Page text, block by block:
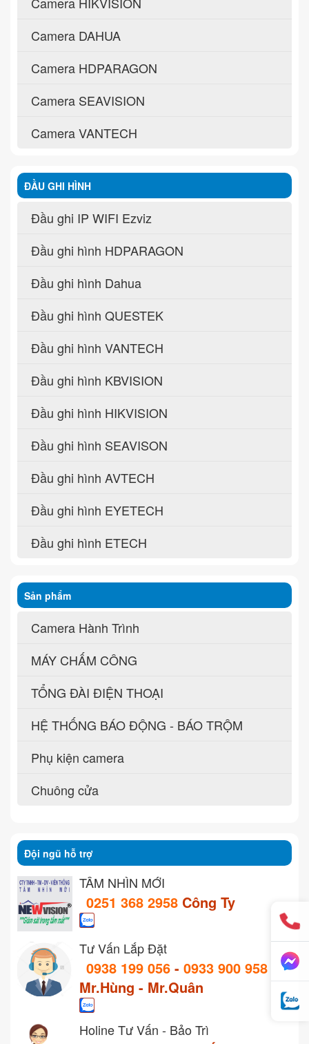
Camera DAHUA
Camera HDPARAGON
Camera SEAVISION
Camera VANTECH
ĐẦU GHI HÌNH
Đầu ghi IP WIFI Ezviz
Đầu ghi hình HDPARAGON
Đầu ghi hình Dahua
Đầu ghi hình QUESTEK
Đầu ghi hình VANTECH
Đầu ghi hình KBVISION
Đầu ghi hình HIKVISION
Đầu ghi hình SEAVISON
Đầu ghi hình AVTECH
Đầu ghi hình EYETECH
Đầu ghi hình ETECH
Sản phẩm
Camera Hành Trình
MÁY CHẤM CÔNG
TỔNG ĐÀI ĐIỆN THOẠI
HỆ THỐNG BÁO ĐỘNG - BÁO TRỘM
Phụ kiện camera
Chuông cửa
Đội ngũ hỗ trợ
TẦM NHÌN MỚI
0251 368 2958 Công Ty
Tư Vấn Lắp Đặt
0938 199 056 - 0933 900 958
Mr.Hùng - Mr.Quân
Holine Tư Vấn - Bảo Trì